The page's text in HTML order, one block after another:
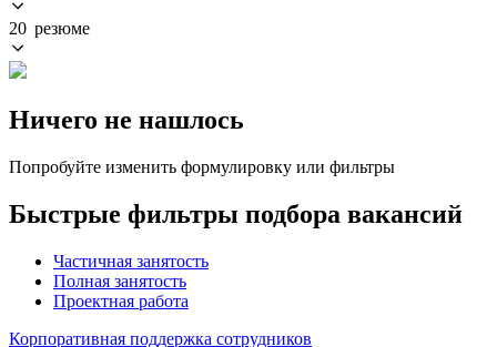
20 резюме
Ничего не нашлось
Попробуйте изменить формулировку или фильтры
Быстрые фильтры подбора вакансий
Частичная занятость
Полная занятость
Проектная работа
Корпоративная поддержка сотрудников